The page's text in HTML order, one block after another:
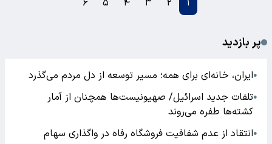
پر بازدید
●ایران، خانه‌ای برای همه؛ مسیر توسعه از دل مردم می‌گذرد
●تلفات جدید اسرائیل/ صهیونیست‌ها همچنان از آمار
کشته‌ها طفره می‌روند
●انتقاد از عدم شفافیت فروشگاه رفاه در واگذاری سهام